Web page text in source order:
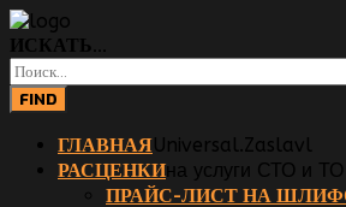
ИСКАТЬ...
FIND
ГЛАВНАЯUniversal.Zaslavl
РАСЦЕНКИна услуги СТО и ТО
ПРАЙС-ЛИСТ НА